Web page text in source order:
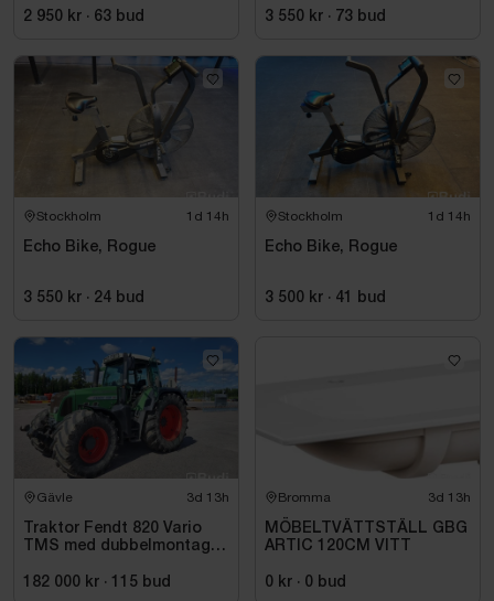
2 950 kr · 63 bud 3 550 kr · 73 bud
Stockholm 1d 14h
Echo Bike, Rogue
3 550 kr · 24 bud
Stockholm 1d 14h
Echo Bike, Rogue
3 500 kr · 41 bud
Gävle 3d 13h
Traktor Fendt 820 Vario
TMS med dubbelmontage
182 000 kr · 115 bud
Bromma 3d 13h
MÖBELTVÄTTSTÄLL GBG
ARTIC 120CM VITT
0 kr · 0 bud